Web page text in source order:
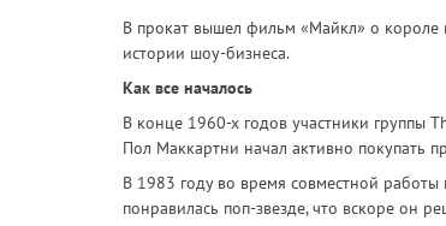
В прокат вышел фильм «Майкл» о короле
истории шоу-бизнеса.
Как все началось
В конце 1960-х годов участники группы
Пол Маккартни начал активно покупать
В 1983 году во время совместной работы
понравилась поп-звезде, что вскоре он